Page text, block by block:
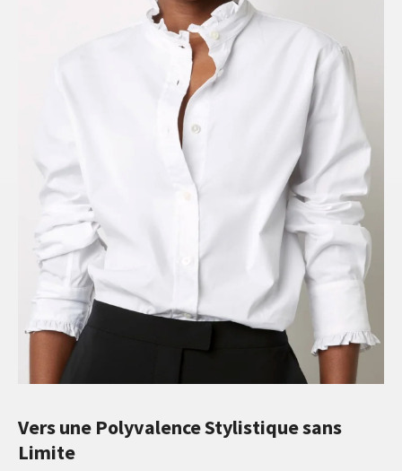
Vers une Polyvalence Stylistique sans
Limite